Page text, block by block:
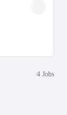
4 Jobs